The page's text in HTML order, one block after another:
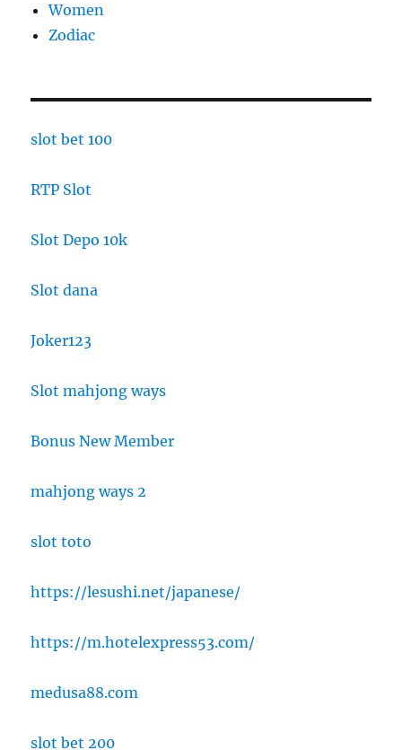
Women
Zodiac
slot bet 100
RTP Slot
Slot Depo 10k
Slot dana
Joker123
Slot mahjong ways
Bonus New Member
mahjong ways 2
slot toto
https://lesushi.net/japanese/
https://m.hotelexpress53.com/
medusa88.com
slot bet 200